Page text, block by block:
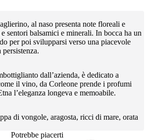
al naso presenta note floreali e
sentori balsamici e minerali. In bocca ha un
per poi svilupparsi verso una piacevole
persistenza.
dall’azienda, è dedicato a
il vino, da Corleone prende i profumi
l’eleganza longeva e memoabile.
di vongole, aragosta, ricci di mare, orata
Potrebbe piacerti